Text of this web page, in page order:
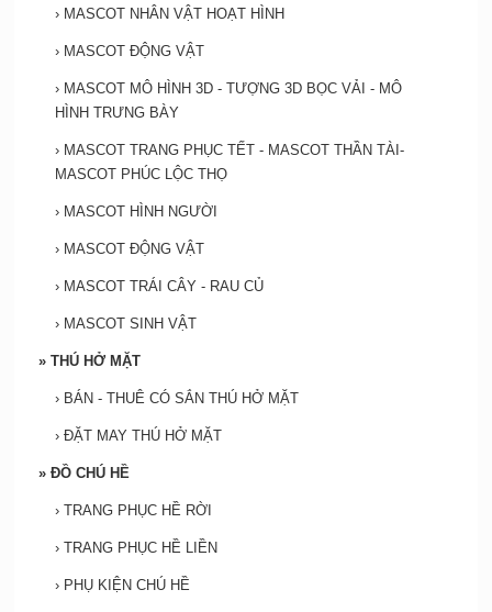
› MASCOT NHÂN VẬT HOẠT HÌNH
› MASCOT ĐỘNG VẬT
› MASCOT MÔ HÌNH 3D - TƯỢNG 3D BỌC VẢI - MÔ
HÌNH TRƯNG BÀY
› MASCOT TRANG PHỤC TẾT - MASCOT THẦN TÀI-
MASCOT PHÚC LỘC THỌ
› MASCOT HÌNH NGƯỜI
› MASCOT ĐỘNG VẬT
› MASCOT TRÁI CÂY - RAU CỦ
› MASCOT SINH VẬT
» THÚ HỞ MẶT
› BÁN - THUÊ CÓ SẮN THÚ HỞ MẶT
› ĐẶT MAY THÚ HỞ MẶT
» ĐỒ CHÚ HỀ
› TRANG PHỤC HỀ RỜI
› TRANG PHỤC HỀ LIỀN
› PHỤ KIỆN CHÚ HỀ